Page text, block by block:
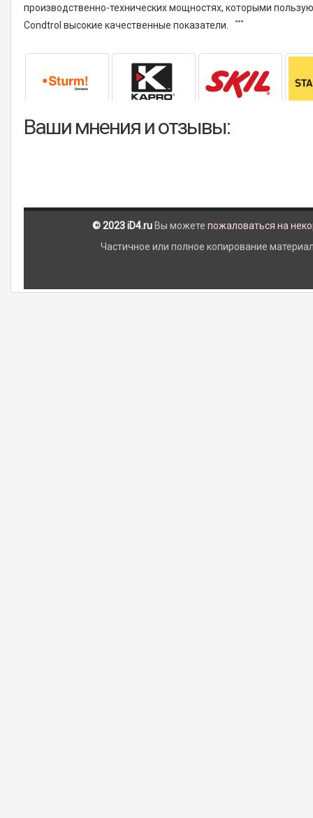
производственно-технических мощностях, которыми
Condtrol высокие качественные показатели.
Ваши мнения и отзывы:
© 2023 iD4.ru Вы можете пожаловаться на
Частичное или полное копирование